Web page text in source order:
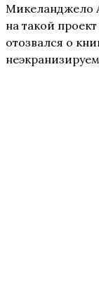
Микеланджело
на такой
отозвался о